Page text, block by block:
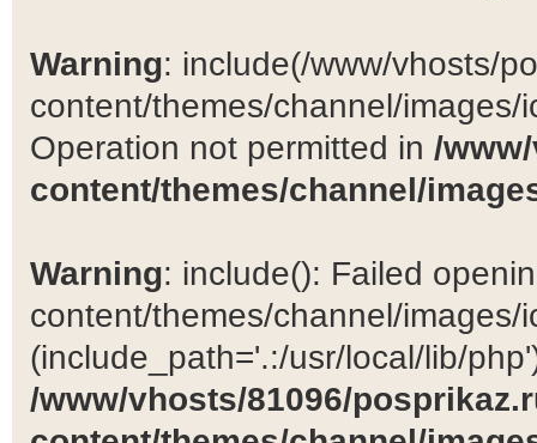
Warning: include(/www/vhosts/
content/themes/channel/
Operation not permitted in /
content/themes/channel/
Warning: include(): Failed
content/themes/channel/images/
(include_path='.:/usr/local/lib/
/www/vhosts/81096/